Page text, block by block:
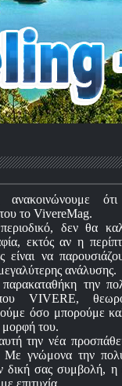
ανακοινώνουμε
του το VivereMag.
δεν θα
εκτός αν η
είναι να
ανάλυσης.
την
VIVERE,
όσο μπορούμε
μορφή του.
την νέα
Με γνώμονα την
δική σας συμβολή, η
επιτυχία.